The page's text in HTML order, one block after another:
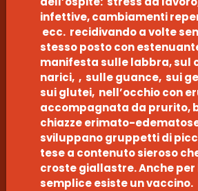
infettive, cambiamenti
ecc. recidivando a volte
stesso posto con
manifesta sulle labbra, sul
narici, , sulle guance, sui
sui glutei, nell’occhio con
accompagnata da prurito,
chiazze erimato-
sviluppano gruppetti di
tese a contenuto sieroso
croste giallastre. Anche per
semplice esiste un vaccino.